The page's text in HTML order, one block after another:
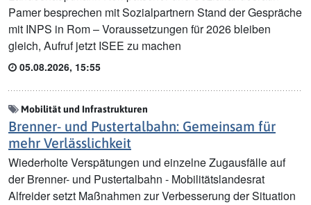
Pamer besprechen mit Sozialpartnern Stand der Gespräche
mit INPS in Rom – Voraussetzungen für 2026 bleiben
gleich, Aufruf jetzt ISEE zu machen
05.08.2026, 15:55
Mobilität und Infrastrukturen
Brenner- und Pustertalbahn: Gemeinsam für
mehr Verlässlichkeit
Wiederholte Verspätungen und einzelne Zugausfälle auf
der Brenner- und Pustertalbahn - Mobilitätslandesrat
Alfreider setzt Maßnahmen zur Verbesserung der Situation